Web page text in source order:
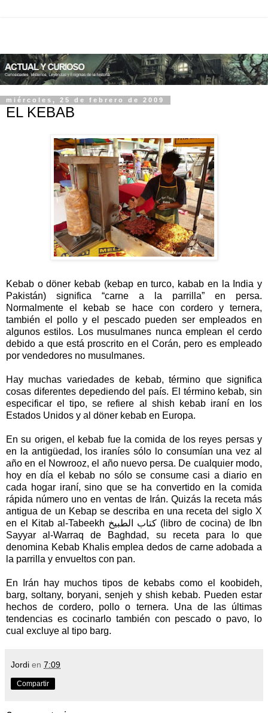
miércoles, 25 de febrero de 2009
EL KEBAB
Kebab o döner kebab (kebap en turco, kabab en la India y
Pakistán) significa “carne a la parrilla” en persa.
Normalmente el kebab se hace con cordero y ternera,
también el pollo y el pescado pueden ser empleados en
algunos estilos. Los musulmanes nunca emplean el cerdo
debido a que está proscrito en el Corán, pero es empleado
por vendedores no musulmanes.
Hay muchas variedades de kebab, término que significa
cosas diferentes depediendo del país. El término kebab, sin
especificar el tipo, se refiere al shish kebab iraní en los
Estados Unidos y al döner kebab en Europa.
En su origen, el kebab fue la comida de los reyes persas y
en la antigüedad, los iraníes sólo lo consumían una vez al
año en el Nowrooz, el año nuevo persa. De cualquier modo,
hoy en día el kebab no sólo se consume casi a diario en
cada hogar iraní, sino que se ha convertido en la comida
rápida número uno en ventas de Irán. Quizás la receta más
antigua de un Kebap se describa en una receta del siglo X
en el Kitab al-Tabeekh كتاب الطبيخ (libro de cocina) de Ibn
Sayyar al-Warraq de Baghdad, su receta para lo que
denomina Kebab Khalis emplea dedos de carne adobada a
la parrilla y envueltos con pan.
En Irán hay muchos tipos de kebabs como el koobideh,
barg, soltany, boryani, senjeh y shish kebab. Pueden estar
hechos de cordero, pollo o ternera. Una de las últimas
tendencias es cocinarlo también con pescado o pavo, lo
cual excluye al tipo barg.
Jordi en 7:09
Compartir